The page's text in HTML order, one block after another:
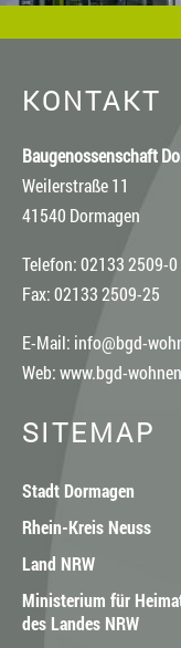
KONTAKT
Baugenossenschaft
Weilerstraße 11
41540 Dormagen
Telefon: 02133 2509-0
Fax: 02133 2509-25
E-Mail: info@bgd-
Web:www.bgd-
SITEMAP
Stadt Dormagen
Rhein-Kreis Neuss
Land NRW
Ministerium für
des Landes NRW